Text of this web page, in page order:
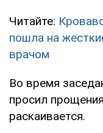
Читайте:
пошла на
врачом
Во время
просил
раскаивается.